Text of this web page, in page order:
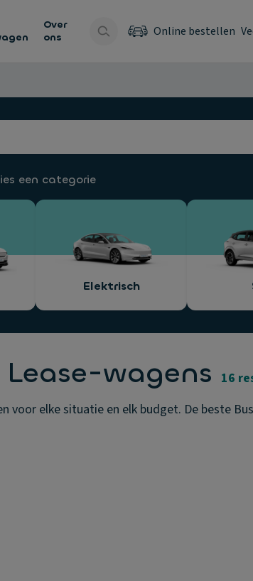
Over
ons
Online bestellen
een categorie
Elektrisch
wagens 16
voor elke situatie en elk budget. De beste